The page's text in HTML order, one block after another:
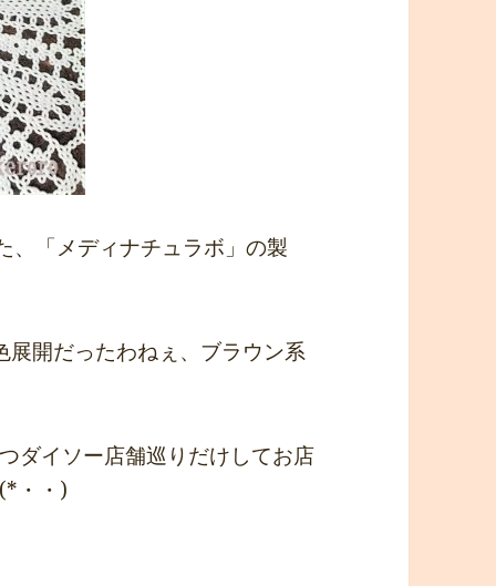
、「メディナチュラボ」の製
開だったわねぇ、ブラウン系
ダイソー店舗巡りだけしてお店
・・)